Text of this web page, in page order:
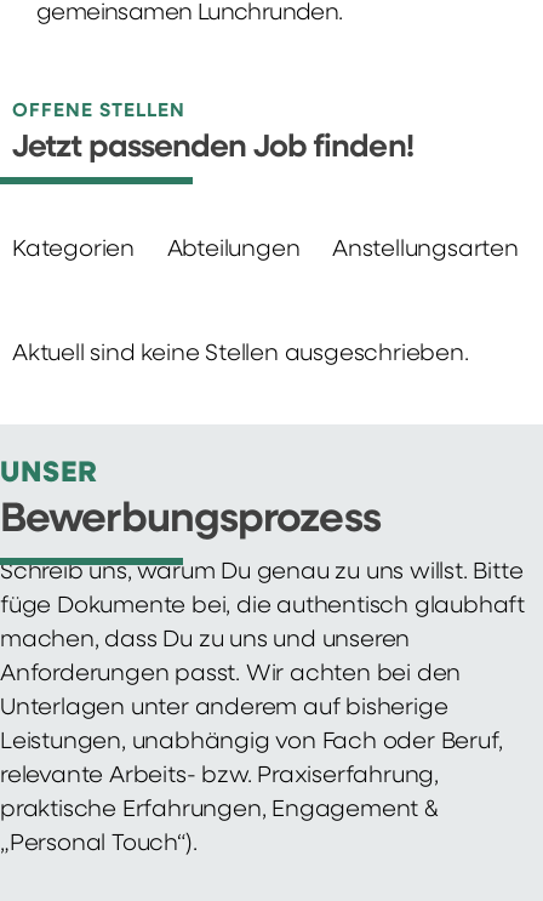
gemeinsamen Lunchrunden.
OFFENE STELLEN
Jetzt passenden Job finden!
Kategorien Abteilungen Anstellungsarten
Aktuell sind keine Stellen ausgeschrieben.
UNSER
Bewerbungsprozess
Schreib uns, warum Du genau zu uns willst. Bitte
füge Dokumente bei, die authentisch glaubhaft
machen, dass Du zu uns und unseren
Anforderungen passt. Wir achten bei den
Unterlagen unter anderem auf bisherige
Leistungen, unabhängig von Fach oder Beruf,
relevante Arbeits- bzw. Praxiserfahrung,
praktische Erfahrungen, Engagement &
„Personal Touch“).